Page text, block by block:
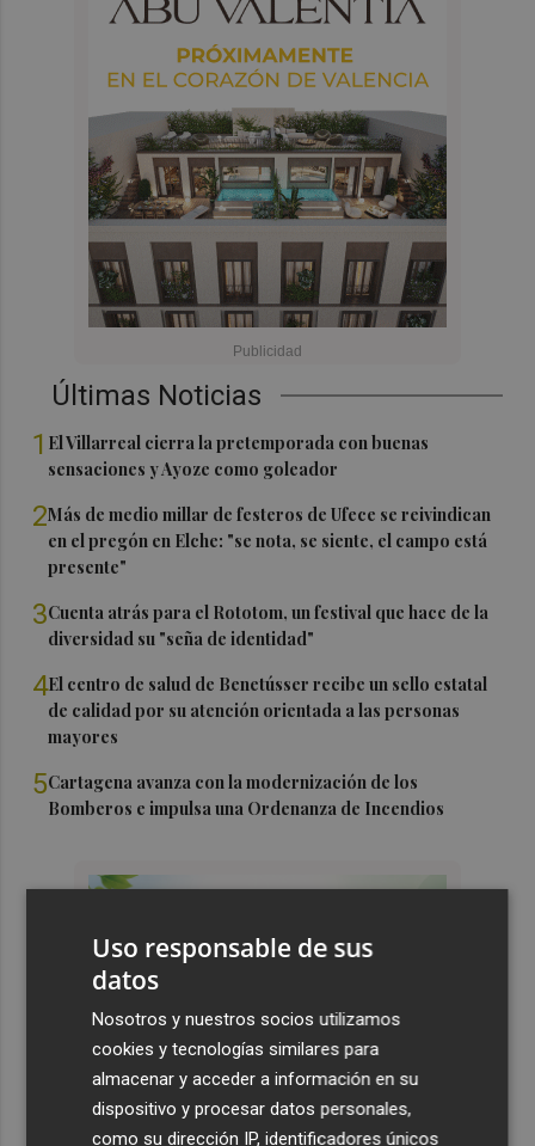
Últimas Noticias
1 El Villarreal cierra la pretemporada con buenas
sensaciones y Ayoze como goleador
2Más de medio millar de festeros de Ufece se reivindican
en el pregón en Elche: "se nota, se siente, el campo está
presente"
3Cuenta atrás para el Rototom, un festival que hace de la
diversidad su "seña de identidad"
4El centro de salud de Benetússer recibe un sello estatal
de calidad por su atención orientada a las personas
mayores
5Cartagena avanza con la modernización de los
Bomberos e impulsa una Ordenanza de Incendios
Uso responsable de sus
datos
Nosotros y nuestros socios utilizamos
cookies y tecnologías similares para
almacenar y acceder a información en su
dispositivo y procesar datos personales,
como su dirección IP, identificadores únicos